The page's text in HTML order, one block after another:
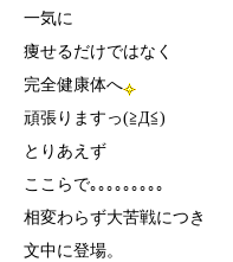
一気に
痩せるだけではなく
完全健康体へ
頑張りますっ(≧Д≦)ゞ
とりあえず
ここらで｡｡｡｡｡｡｡｡｡
相変わらず大苦戦につき
文中に登場。